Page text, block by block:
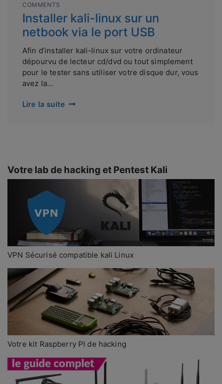
COMMENTS
Installer kali-linux sur un
netbook via le port USB
Afin d’installer kali-linux sur votre ordinateur
dépourvu de lecteur cd/dvd ou tout simplement
pour le tester sans utiliser votre disque dur, vous
avez la...
Lire la suite
Votre lab de hacking et Pentest Kali
VPN Sécurisé compatible kali Linux
Votre kit Raspberry PI de hacking